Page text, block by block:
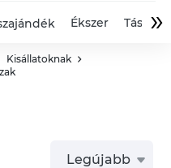
Ékszer Táska»
Kisállatoknak
Legújabb